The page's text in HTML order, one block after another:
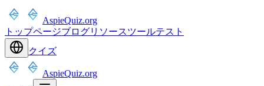
AspieQuiz.org
トップページブログリソースツールテスト
クイズ
AspieQuiz.org